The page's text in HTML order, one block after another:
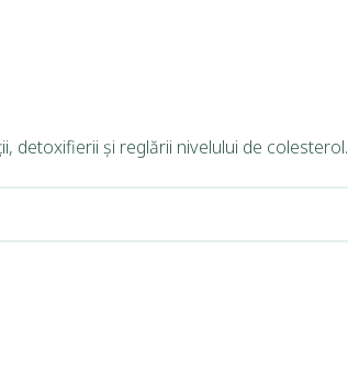
detoxifierii și reglării nivelului de colesterol.